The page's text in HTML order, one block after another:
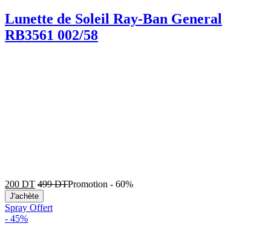
Lunette de Soleil Ray-Ban General
RB3561 002/58
200 DT 499DTPromotion - 60%
J'achète
Spray Offert
- 45%